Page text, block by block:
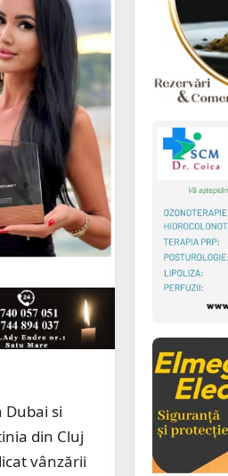
si
din Cluj
vânzării